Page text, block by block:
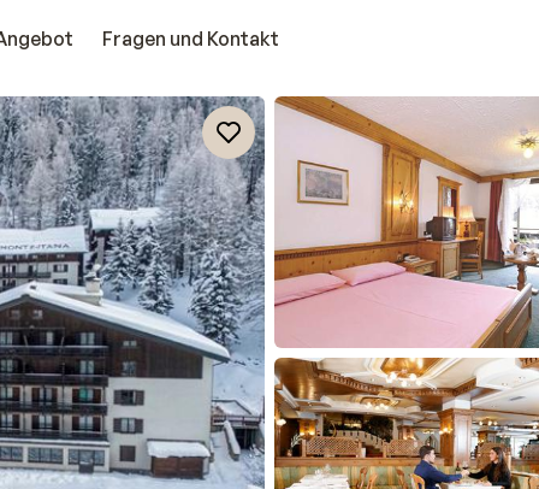
Fragen und Kontakt